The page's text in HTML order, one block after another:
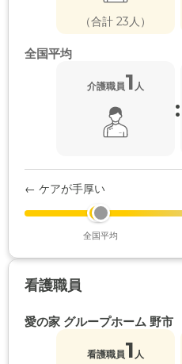
（合計 23人）
全国平均
介護職員1 人
:
← ケアが手厚い
全国平均
看護職員
愛の家 グループホーム 野市
看護職員1 人